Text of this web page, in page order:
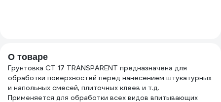
О товаре
Грунтовка CT 17 TRANSPARENT предназначена для
обработки поверхностей перед нанесением штукатурных
и напольных смесей, плиточных клеев и т.д.
Применяется для обработки всех видов впитывающих